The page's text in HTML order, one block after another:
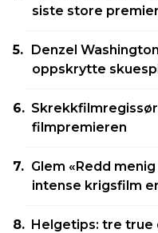
siste store
Denzel
oppskrytte
filmpremieren
Glem «Redd
intense krigsfilm
Helgetips: tre true